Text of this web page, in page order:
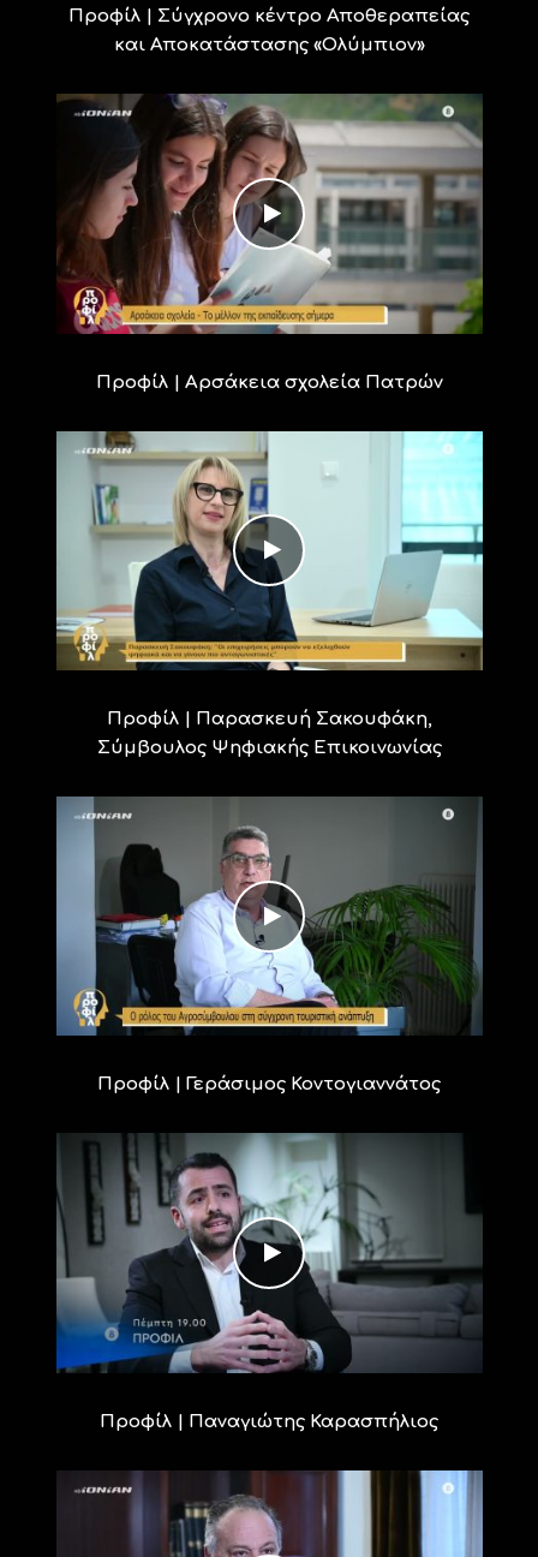
Προφίλ | Σύγχρονο κέντρο Αποθεραπείας
και Αποκατάστασης «Ολύμπιον»
Προφίλ | Αρσάκεια σχολεία Πατρών
Προφίλ | Παρασκευή Σακουφάκη,
Σύμβουλος Ψηφιακής Επικοινωνίας
Προφίλ | Γεράσιμος Κοντογιαννάτος
Προφίλ | Παναγιώτης Καρασπήλιος